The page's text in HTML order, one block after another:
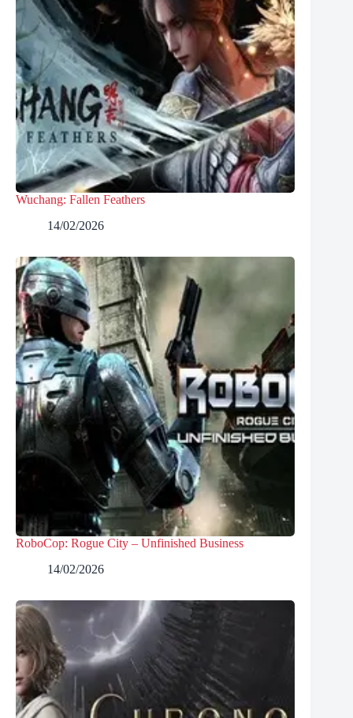
Wuchang: Fallen Feathers
14/02/2026
RoboCop: Rogue City – Unfinished Business
14/02/2026